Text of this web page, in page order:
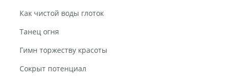
Как чистой воды глоток
Танец огня
Гимн торжеству красоты
Сокрыт потенциал